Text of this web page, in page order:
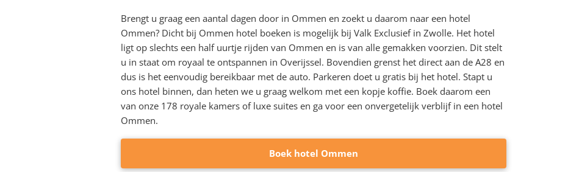
Brengt u graag een aantal dagen door in Ommen en zoekt u daarom naar een hotel
Ommen? Dicht bij Ommen hotel boeken is mogelijk bij Valk Exclusief in Zwolle. Het hotel
ligt op slechts een half uurtje rijden van Ommen en is van alle gemakken voorzien. Dit stelt
u in staat om royaal te ontspannen in Overijssel. Bovendien grenst het direct aan de A28 en
dus is het eenvoudig bereikbaar met de auto. Parkeren doet u gratis bij het hotel. Stapt u
ons hotel binnen, dan heten we u graag welkom met een kopje koffie. Boek daarom een
van onze 178 royale kamers of luxe suites en ga voor een onvergetelijk verblijf in een hotel
Ommen.
Boek hotel Ommen